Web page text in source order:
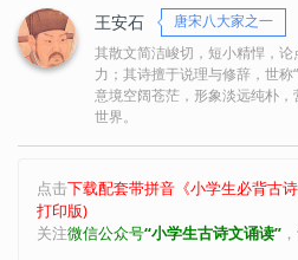
无处不净、无时不净吗?在这里，
的用字却具有了异常丰富的表现
注目的景物。因为品种繁多，所
畦”二字就并非仅仅交代花圃的
的丰美，既整齐又不单调。
这清幽环境令人陶醉，所以当
院外的山水时，他的思致才会那
下面一联的警句，门前的景物是
王安石
唐宋八大家之一
其散文简洁峻切，短小精悍，
力；其诗擅于说理与修辞，世称
意境空阔苍茫，形象淡远纯朴
世界。
点击下载配套带拼音《小学生必背古
打印版)
关注微信公众号“小学生古诗文诵读”